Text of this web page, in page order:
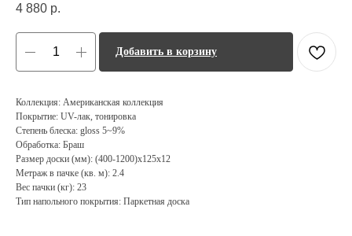
4 880 р.
Добавить в корзину
Коллекция: Американская коллекция
Покрытие: UV-лак, тонировка
Степень блеска: gloss 5~9%
Обработка: Браш
Размер доски (мм): (400-1200)х125х12
Метраж в пачке (кв. м): 2.4
Вес пачки (кг): 23
Тип напольного покрытия: Паркетная доска